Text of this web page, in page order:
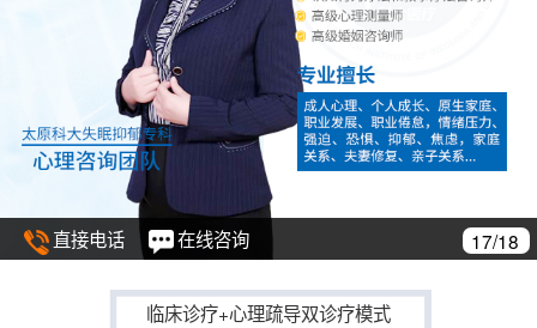
直接电话 在线咨询 17/18
临床诊疗+心理疏导双诊疗模式